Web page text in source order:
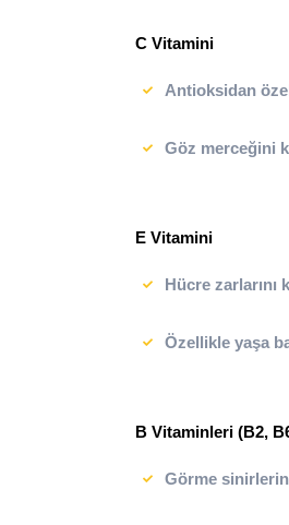
C Vitamini
Antioksidan
Göz merceğini
E Vitamini
Hücre zarlarını
Özellikle yaşa
B Vitaminleri (B2,
Görme